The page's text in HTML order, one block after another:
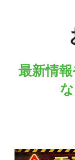
最新情